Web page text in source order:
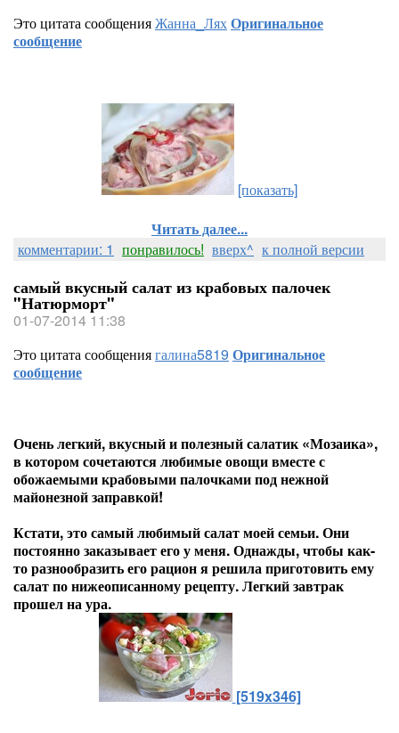
Это цитата сообщенияЖанна_ЛяхОригинальное
сообщение
[показать]
Читать далее...
комментарии: 1 понравилось! вверх^ к полной версии
самый вкусный салат из крабовых палочек
"Натюрморт"
01-07-2014 11:38
Это цитата сообщениягалина5819 Оригинальное
сообщение
Очень легкий, вкусный и полезный салатик «Мозаика»,
в котором сочетаются любимые овощи вместе с
обожаемыми крабовыми палочками под нежной
майонезной заправкой!
Кстати, это самый любимый салат моей семьи. Они
постоянно заказывает его у меня. Однажды, чтобы как-
то разнообразить его рацион я решила приготовить ему
салат по нижеописанному рецепту. Легкий завтрак
прошел на ура.
[519x346]